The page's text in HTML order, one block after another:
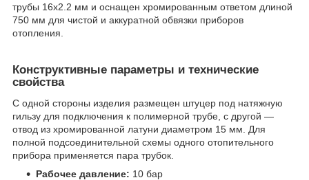
трубы 16х2.2 мм и оснащен хромированным ответом длиной
750 мм для чистой и аккуратной обвязки приборов
отопления.
Конструктивные параметры и технические
свойства
С одной стороны изделия размещен штуцер под натяжную
гильзу для подключения к полимерной трубе, с другой —
отвод из хромированной латуни диаметром 15 мм. Для
полной подсоединительной схемы одного отопительного
прибора применяется пара трубок.
Рабочее давление: 10 бар